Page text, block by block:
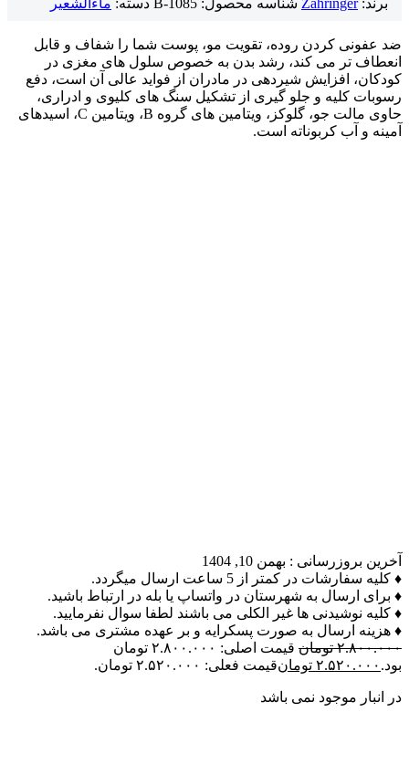
برند:Zahringer شناسه محصول: B-1085 دسته: ماءالشعیر
ضد عفونی کردن روده، تقویت مو، پوست شما را شفاف و قابل
انعطاف تر می کند، رشد بدن به خصوص سلول های مغزی در
کودکان، افزایش شیردهی در مادران از فواید عالی آن است، دفع
رسوبات کلیه و جلو گیری از تشکیل سنگ های کلیوی و ادراری،
حاوی مالت جو، گلوکز، ویتامین های گروه B، ویتامین C، اسیدهای
آمینه و آب کربوناته است.
آخرین بروزرسانی : بهمن 10, 1404
♦ کلیه سفارشات در کمتر از 5 ساعت ارسال میگردد.
♦ برای ارسال به شهرستان در واتساپ یا بله در ارتباط باشید.
♦ کلیه نوشیدنی ها غیر الکلی می باشند لطفا سوال نفرمایید.
♦ هزینه ارسال به صورت پسکرایه و بر عهده مشتری می باشد.
۲.۸۰۰.۰۰۰ تومان
قیمت اصلی: ۲.۸۰۰.۰۰۰ تومان
بود. ۲.۵۲۰.۰۰۰ تومانقیمت فعلی: ۲.۵۲۰.۰۰۰ تومان.
در انبار موجود نمی باشد